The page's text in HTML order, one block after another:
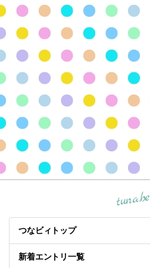
tuna.be
つなビィトップ
新着エントリ一覧